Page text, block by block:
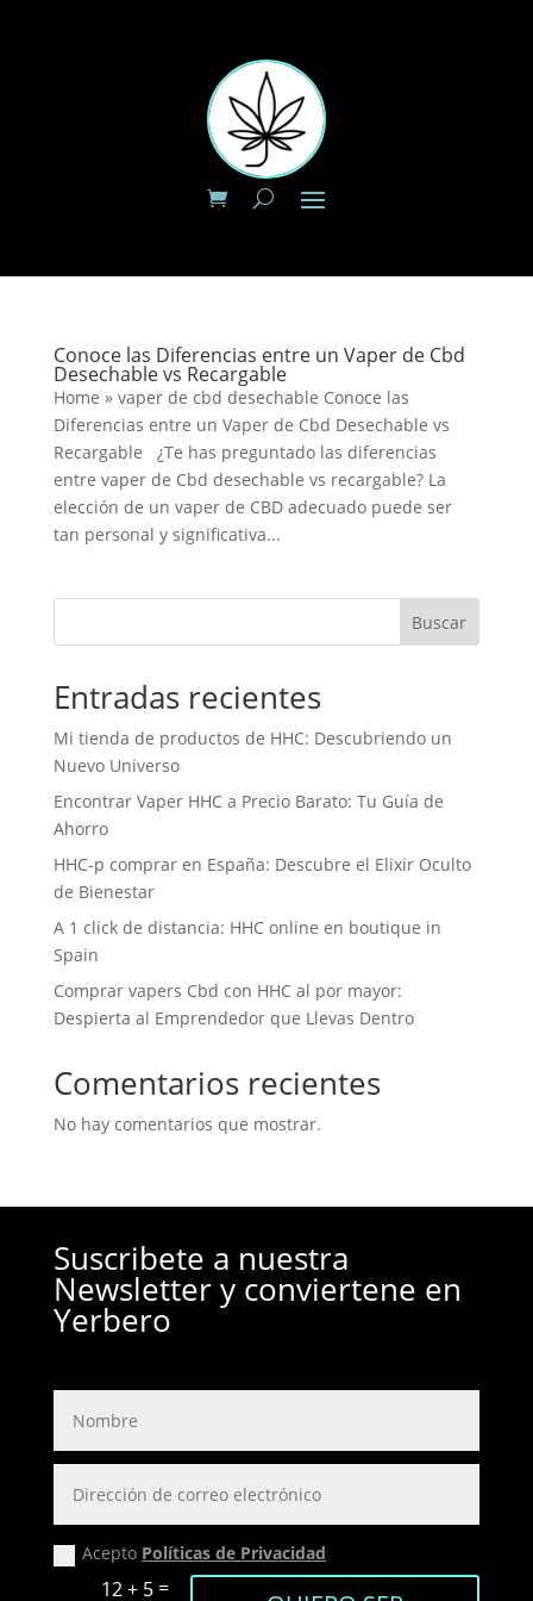
Conoce las Diferencias entre un Vaper de Cbd
Desechable vs Recargable
Home » vaper de cbd desechable Conoce las
Diferencias entre un Vaper de Cbd Desechable vs
Recargable ¿Te has preguntado las diferencias
entre vaper de Cbd desechable vs recargable? La
elección de un vaper de CBD adecuado puede ser
tan personal y significativa...
Buscar
Entradas recientes
Mi tienda de productos de HHC: Descubriendo un
Nuevo Universo
Encontrar Vaper HHC a Precio Barato: Tu Guía de
Ahorro
HHC-p comprar en España: Descubre el Elixir Oculto
de Bienestar
A 1 click de distancia: HHC online en boutique in
Spain
Comprar vapers Cbd con HHC al por mayor:
Despierta al Emprendedor que Llevas Dentro
Comentarios recientes
No hay comentarios que mostrar.
Suscribete a nuestra
Newsletter y conviertene en
Yerbero
Acepto Políticas de Privacidad
12 + 5=